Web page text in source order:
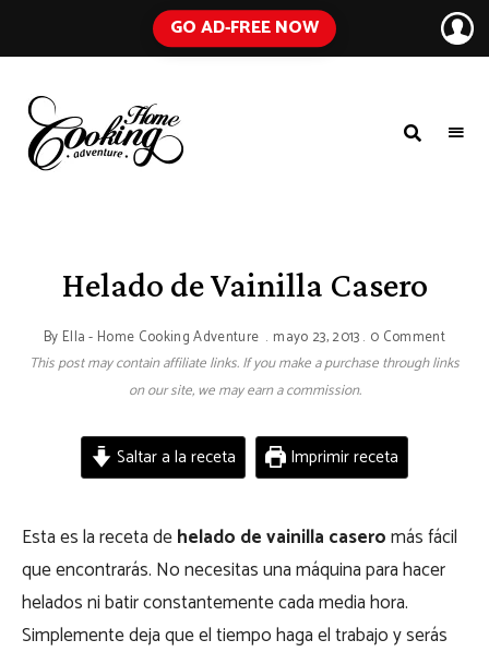
GO AD-FREE NOW
Everyday
IngredientsHelado de Vainilla Casero
By Ella - Home Cooking Adventure mayo 23, 2013 0 Comment
This post may contain affiliate links. If you make a purchase through links
on our site, we may earn a commission.
Saltar a la receta Imprimir receta
Esta es la receta dehelado de vainilla caseromás fácil
que encontrarás. No necesitas una máquina para hacer
helados ni batir constantemente cada media hora.
Simplemente deja que el tiempo haga el trabajo y serás